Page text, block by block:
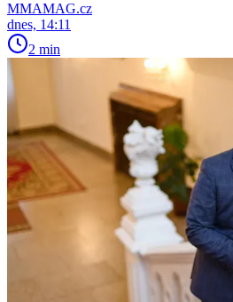
MMAMAG.cz
dnes, 14:11
2 min